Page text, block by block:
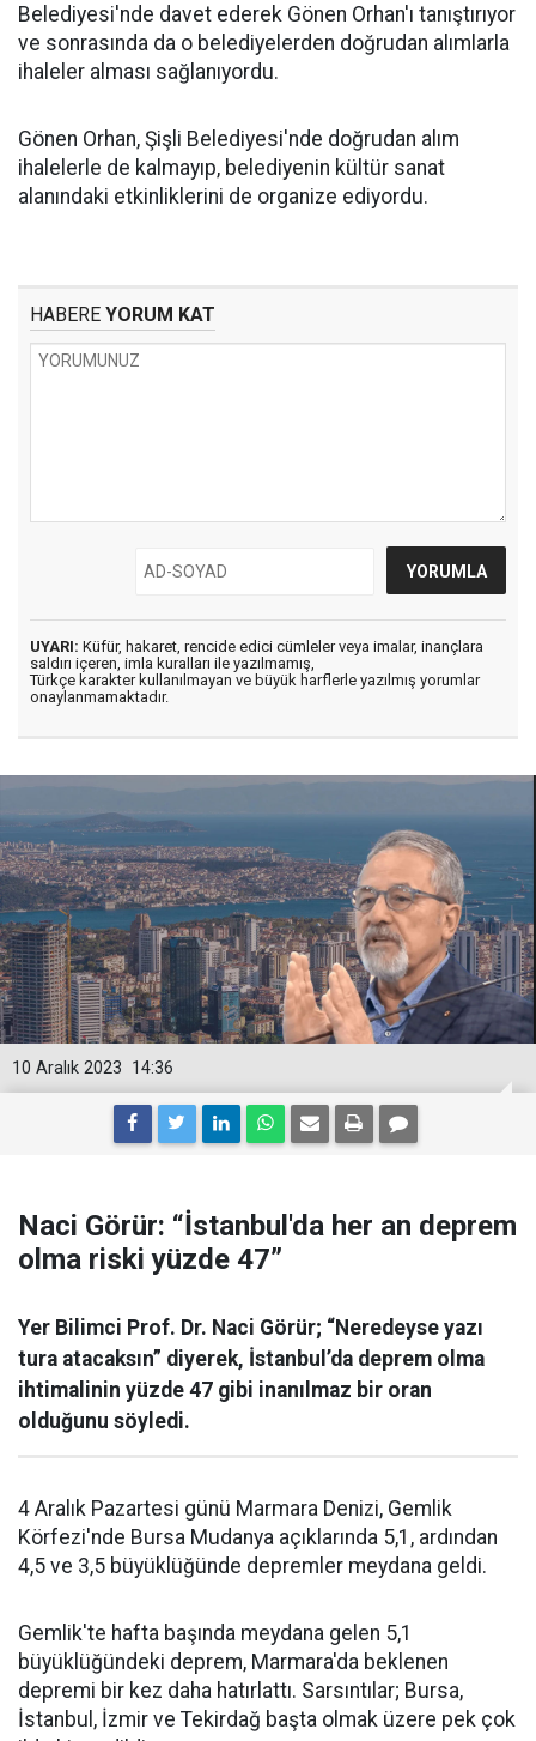
Belediyesi'nde davet ederek Gönen Orhan'ı tanıştırıyor
ve sonrasında da o belediyelerden doğrudan alımlarla
ihaleler alması sağlanıyordu.
Gönen Orhan, Şişli Belediyesi'nde doğrudan alım
ihalelerle de kalmayıp, belediyenin kültür sanat
alanındaki etkinliklerini de organize ediyordu.
HABERE YORUM KAT
UYARI: Küfür, hakaret, rencide edici cümleler veya imalar, inançlara
saldırı içeren, imla kuralları ile yazılmamış,
Türkçe karakter kullanılmayan ve büyük harflerle yazılmış yorumlar
onaylanmamaktadır.
14:36
10 Aralık 2023
Naci Görür: “İstanbul'da her an deprem
olma riski yüzde 47”
Yer Bilimci Prof. Dr. Naci Görür; “Neredeyse yazı
tura atacaksın” diyerek, İstanbul’da deprem olma
ihtimalinin yüzde 47 gibi inanılmaz bir oran
olduğunu söyledi.
4 Aralık Pazartesi günü Marmara Denizi, Gemlik
Körfezi'nde Bursa Mudanya açıklarında 5,1, ardından
4,5 ve 3,5 büyüklüğünde depremler meydana geldi.
Gemlik'te hafta başında meydana gelen 5,1
büyüklüğündeki deprem, Marmara'da beklenen
depremi bir kez daha hatırlattı. Sarsıntılar; Bursa,
İstanbul, İzmir ve Tekirdağ başta olmak üzere pek çok